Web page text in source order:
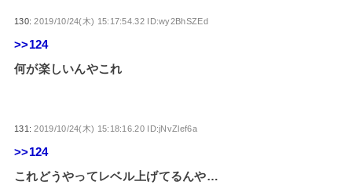
130:2019/10/24(木) 15:17:54.32 ID:wy2BhSZEd
>>124
何が楽しいんやこれ
131:2019/10/24(木) 15:18:16.20 ID:jNvZlef6a
>>124
これどうやってレベル上げてるんや…